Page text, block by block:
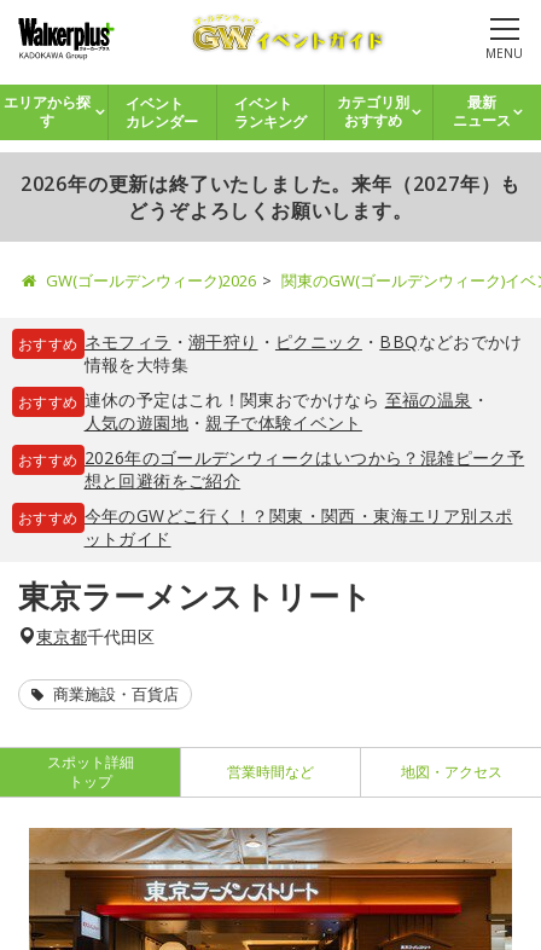
MENU
エリアから探
す
イベント
カレンダー
イベント
ランキング
カテゴリ別
おすすめ
最新
ニュース
2026年の更新は終了いたしました。来年（2027年）も
どうぞよろしくお願いします。
GW(ゴールデンウィーク)2026 関東のGW(ゴールデンウィーク)イ
おすすめ ネモフィラ ・ 潮干狩り ・ ピクニック ・ BBQなどおでかけ
情報を大特集
おすすめ 連休の予定はこれ！関東おでかけなら 至福の温泉 ・
人気の遊園地・親子で体験イベント
おすすめ 2026年のゴールデンウィークはいつから？混雑ピーク予
想と回避術をご紹介
おすすめ 今年のGWどこ行く！？関東・関西・東海エリア別スポ
ットガイド
東京ラーメンストリート
東京都千代田区
商業施設・百貨店
スポット詳細
トップ
営業時間など 地図・アクセス